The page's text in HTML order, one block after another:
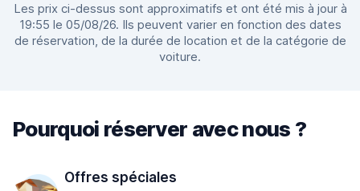
Les prix ci-dessus sont approximatifs et ont été mis à jour à
19:55 le 05/08/26. Ils peuvent varier en fonction des dates
de réservation, de la durée de location et de la catégorie de
voiture.
Pourquoi réserver avec nous ?
Offres spéciales